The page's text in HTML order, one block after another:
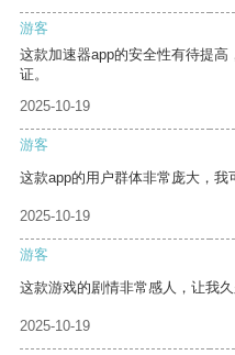
游客
这款加速器app的安全性有待提
证。
2025-10-19
游客
这款app的用户群体非常庞大，我
2025-10-19
游客
这款游戏的剧情非常感人，让我久
2025-10-19